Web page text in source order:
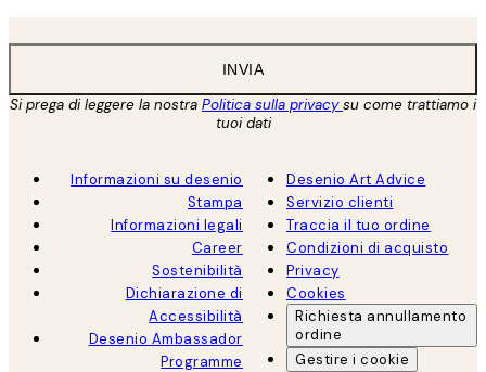
INVIA
Si prega di leggere la nostra Politica sulla privacysu come trattiamo i
tuoi dati
Informazioni su desenio
Stampa
Informazioni legali
Career
Sostenibilità
Dichiarazione di
Accessibilità
Desenio Ambassador
Programme
Desenio Art Advice
Servizio clienti
Traccia il tuo ordine
Condizioni di acquisto
Privacy
Cookies
Richiesta annullamento
ordine
Gestire i cookie